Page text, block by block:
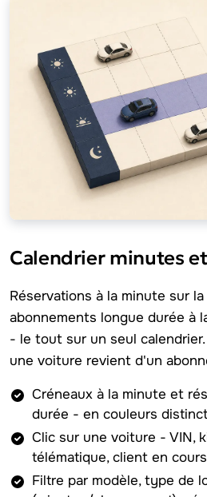
Calendrier minutes
Réservations à la minute sur
abonnements longue durée à
- le tout sur un seul
une voiture revient d'un
Créneaux à la minute et
durée - en couleurs
Clic sur une voiture - VIN,
télématique, client en cours
Filtre par modèle, type de